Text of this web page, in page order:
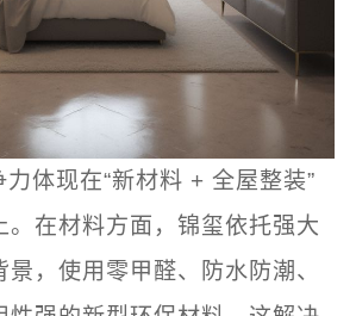
体现在“新材料 + 全屋整装”
。在材料方面，锦玺依托强大
，使用零甲醛、防水防潮、